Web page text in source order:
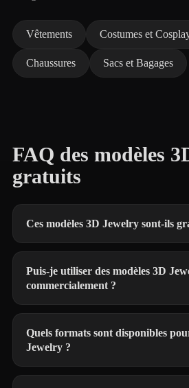
Vêtements Costumes et
Chaussures Sacs et Bagages
FAQ des modèles
gratuits
Ces modèles 3D Jewelry sont-ils
Puis-je utiliser des modèles 3D
commercialement ?
Quels formats sont disponibles
Jewelry ?